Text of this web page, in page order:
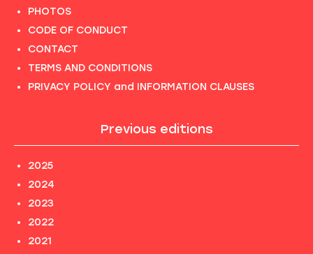
PHOTOS
CODE OF CONDUCT
CONTACT
TERMS AND CONDITIONS
PRIVACY POLICY and INFORMATION CLAUSES
Previous editions
2025
2024
2023
2022
2021